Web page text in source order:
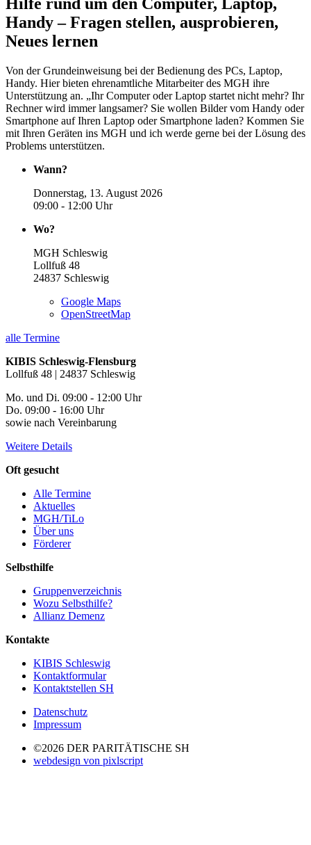
Handy – Fragen stellen, ausprobieren,
Neues lernen
Von der Grundeinweisung bei der Bedienung des PCs, Laptop,
Handy. Hier bieten ehrenamtliche Mitarbeiter des MGH ihre
Unterstützung an. „Ihr Computer oder Laptop startet nicht mehr? Ihr
Rechner wird immer langsamer? Sie wollen Bilder vom Handy oder
Smartphone auf Ihren Laptop oder Smartphone laden? Kommen Sie
mit Ihren Geräten ins MGH und ich werde gerne bei der Lösung des
Problems unterstützen.
Wann?
Donnerstag, 13. August 2026
09:00 - 12:00 Uhr
Wo?
MGH Schleswig
Lollfuß 48
24837 Schleswig
Google Maps
OpenStreetMap
alle Termine
KIBIS Schleswig-Flensburg
Lollfuß 48 | 24837 Schleswig
Mo. und Di. 09:00 - 12:00 Uhr
Do. 09:00 - 16:00 Uhr
sowie nach Vereinbarung
Weitere Details
Oft gesucht
Alle Termine
Aktuelles
MGH/TiLo
Über uns
Förderer
Selbsthilfe
Gruppenverzeichnis
Wozu Selbsthilfe?
Allianz Demenz
Kontakte
KIBIS Schleswig
Kontaktformular
Kontaktstellen SH
Datenschutz
Impressum
©2026 DER PARITÄTISCHE SH
webdesign von pixlscript